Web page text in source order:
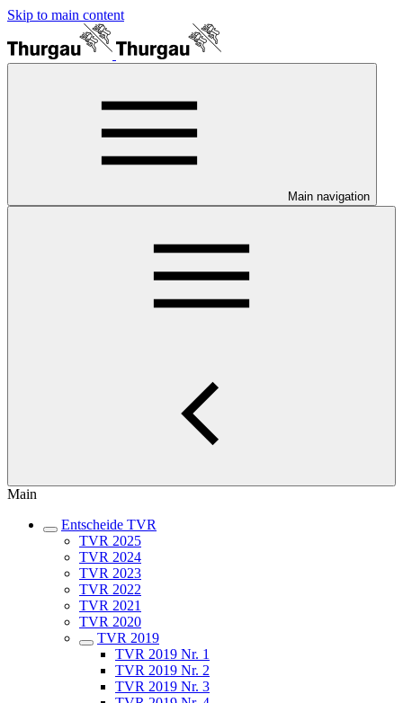
Skip to main content
Main navigation
Main
Entscheide TVR
TVR 2025
TVR 2024
TVR 2023
TVR 2022
TVR 2021
TVR 2020
TVR 2019
TVR 2019 Nr. 1
TVR 2019 Nr. 2
TVR 2019 Nr. 3